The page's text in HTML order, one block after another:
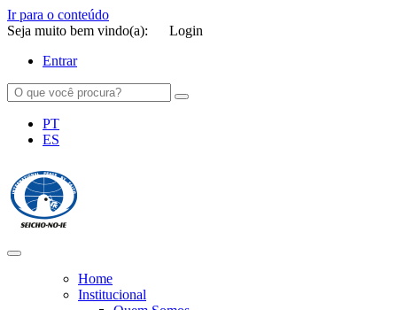
Ir para o conteúdo
Seja muito bem vindo(a):
Login
Entrar
PT
ES
Home
Institucional